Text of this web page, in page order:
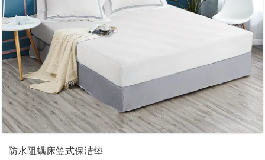
防水阻螨床笠式保洁垫